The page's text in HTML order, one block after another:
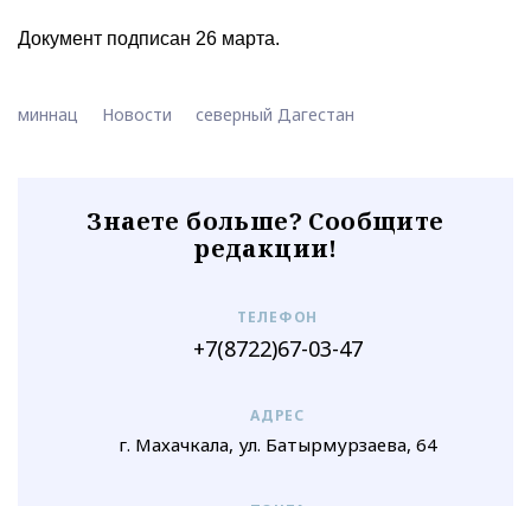
Документ подписан 26 марта.
миннац Новости северный Дагестан
Знаете больше? Сообщите
редакции!
ТЕЛЕФОН
+7(8722)67-03-47
АДРЕС
г. Махачкала, ул. Батырмурзаева, 64